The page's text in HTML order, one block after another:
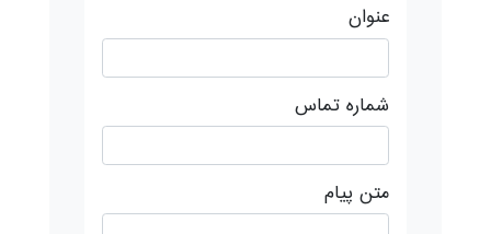
عنوان
شماره تماس
متن پیام